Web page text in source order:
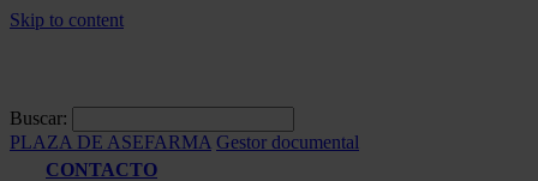
Skip to content
Buscar:
PLAZA DE ASEFARMA Gestor documental
CONTACTO